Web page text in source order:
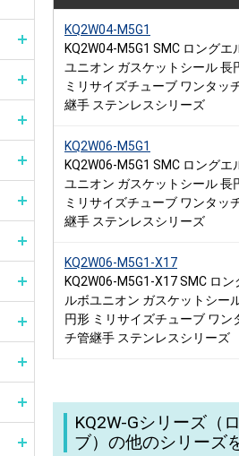
KQ2W04-M5G1
KQ2W04-M5G1 SMC ロングエ
ユニオン ガスケットシール 長
ミリサイズチューブ ワンタッ
継手 ステンレスシリーズ
KQ2W06-M5G1
KQ2W06-M5G1 SMC ロングエ
ユニオン ガスケットシール 長
ミリサイズチューブ ワンタッ
継手 ステンレスシリーズ
KQ2W06-M5G1-X17
KQ2W06-M5G1-X17 SMC ロン
ルボユニオン ガスケットシー
円形 ミリサイズチューブ ワン
チ管継手 ステンレスシリーズ
KQ2W-Gシリーズ（
ブ）の他のシリーズ